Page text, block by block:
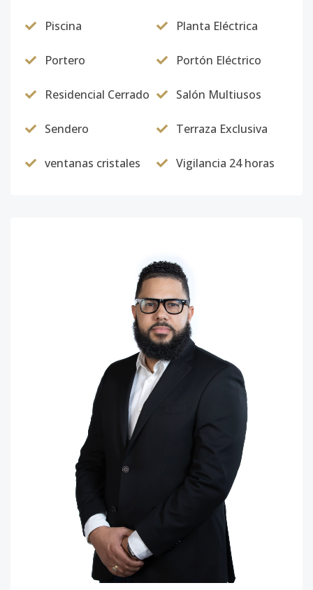
Piscina Planta Eléctrica
Portero Portón Eléctrico
Residencial Cerrado Salón Multiusos
Sendero Terraza Exclusiva
ventanas cristales Vigilancia 24 horas